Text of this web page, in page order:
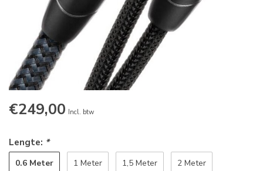
€249,00 Incl. btw
Lengte: *
0.6 Meter 1 Meter 1,5 Meter 2 Meter